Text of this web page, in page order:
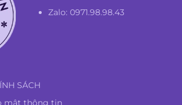
Zalo: 0971.98.98.43
SÁCH
mật thông tin